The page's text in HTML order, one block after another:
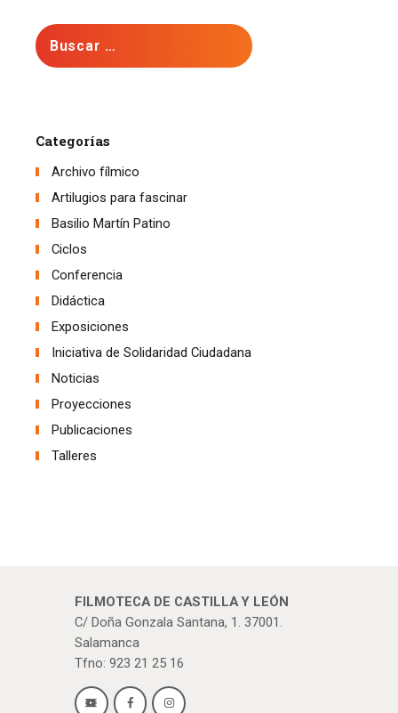
Buscar:
Categorías
Archivo fílmico
Artilugios para fascinar
Basilio Martín Patino
Ciclos
Conferencia
Didáctica
Exposiciones
Iniciativa de Solidaridad Ciudadana
Noticias
Proyecciones
Publicaciones
Talleres
FILMOTECA DE CASTILLA Y LEÓN
C/ Doña Gonzala Santana, 1. 37001.
Salamanca
Tfno: 923 21 25 16